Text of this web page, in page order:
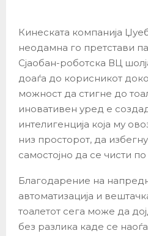
Кинеската компанија
неодамна го претстави
Сјаобан-роботска ВЦ
доаѓа до корисникот
можност да стигне до
иновативен уред е
интелигенција која му
низ просторот, да
самостојно да се чисти
Благодарение на
автоматизација и
тоалетот сега може да
без разлика каде се